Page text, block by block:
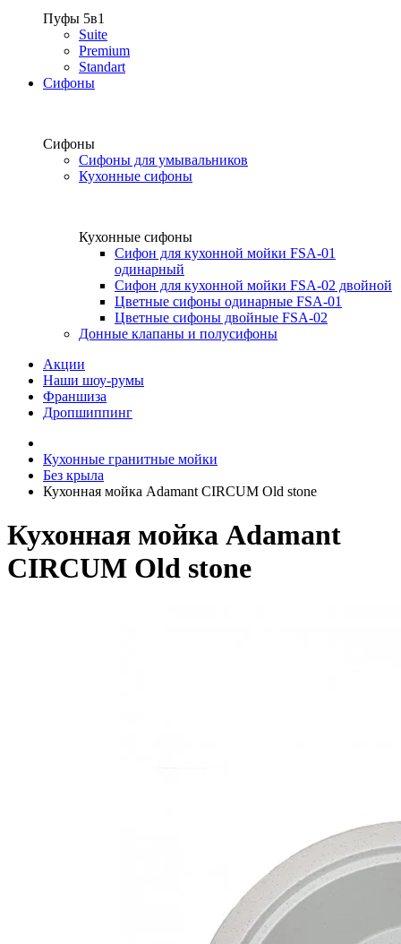
Пуфы 5в1
Suite
Premium
Standart
Сифоны
Сифоны
Сифоны для умывальников
Кухонные сифоны
Кухонные сифоны
Сифон для кухонной мойки FSA-01
одинарный
Сифон для кухонной мойки FSA-02 двойной
Цветные сифоны одинарные FSA-01
Цветные сифоны двойные FSA-02
Донные клапаны и полусифоны
Акции
Наши шоу-румы
Франшиза
Дропшиппинг
Кухонные гранитные мойки
Без крыла
Кухонная мойка Adamant CIRCUM Old stone
Кухонная мойка Adamant
CIRCUM Old stone